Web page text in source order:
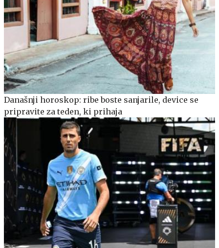
Današnji horoskop: ribe boste sanjarile, device se
pripravite za teden, ki prihaja